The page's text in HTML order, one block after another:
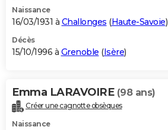
Naissance
16/03/1931 à Challonges (Haute-Savoie)
Décès
15/10/1996 à Grenoble (Isère)
Emma LARAVOIRE (98 ans)
Créer une cagnotte obsèques
Naissance